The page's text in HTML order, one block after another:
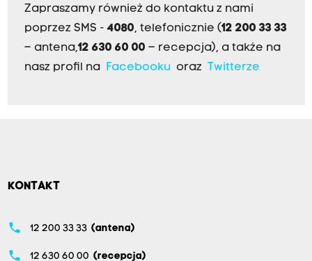
Zapraszamy również do kontaktu z nami
poprzez SMS - 4080, telefonicznie (12 200 33 33
– antena,12 630 60 00 – recepcja), a także na
nasz profil na
Facebookuoraz Twitterze
KONTAKT
phone 12 200 33 33 (antena)
phone 12 630 60 00 (recepcja)